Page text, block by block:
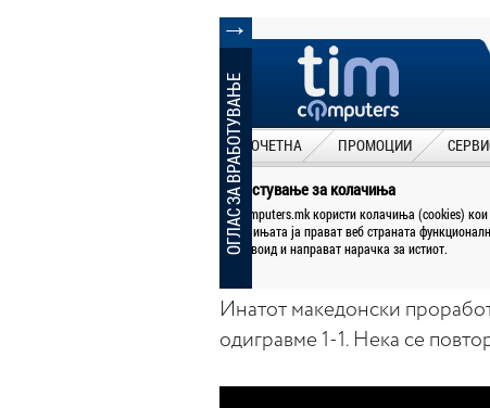
Инатот македонски
одигравме 1-1. Нека се